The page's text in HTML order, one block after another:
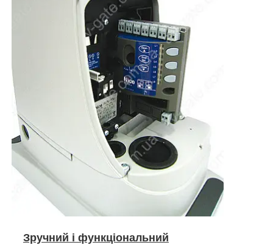
Зручний і функціональний